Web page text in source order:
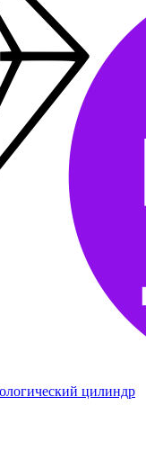
цилиндр